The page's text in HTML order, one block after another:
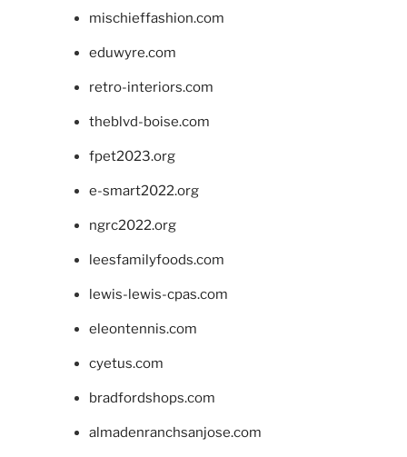
mischieffashion.com
eduwyre.com
retro-interiors.com
theblvd-boise.com
fpet2023.org
e-smart2022.org
ngrc2022.org
leesfamilyfoods.com
lewis-lewis-cpas.com
eleontennis.com
cyetus.com
bradfordshops.com
almadenranchsanjose.com